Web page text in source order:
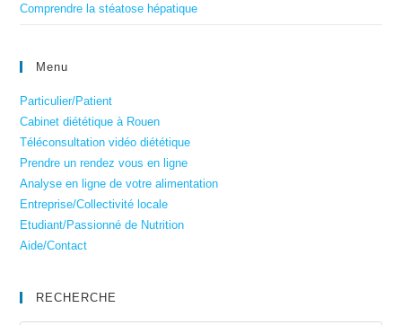
Comprendre la stéatose hépatique
Menu
Particulier/Patient
Cabinet diététique à Rouen
Téléconsultation vidéo diététique
Prendre un rendez vous en ligne
Analyse en ligne de votre alimentation
Entreprise/Collectivité locale
Etudiant/Passionné de Nutrition
Aide/Contact
RECHERCHE